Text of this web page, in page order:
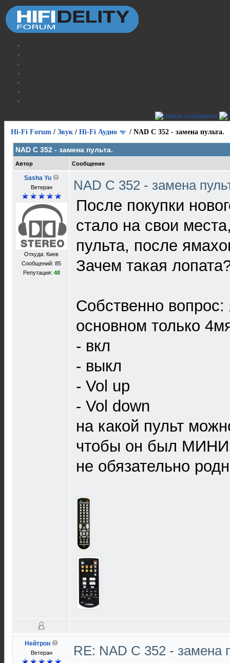
Hi-Fi Forum / Звук / Hi-Fi Аудио / NAD C 352 - замена пульта.
NAD C 352 - замена пульта.
Автор Сообщение
Sasha Yu
Ветеран
Откуда: Киев
Сообщений: 85
Репутация: 48
NAD C 352 - замена
После покупки
стало на свои
пульта, после
Зачем такая
Собственно
основном только
- вкл
- выкл
- Vol up
- Vol down
на какой пульт
чтобы он был
не обязательно
Нейтрон
Ветеран
RE: NAD C 352 - замена